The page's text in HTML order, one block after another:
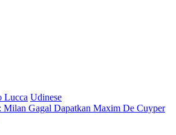
Lucca Udinese
Milan Gagal Dapatkan Maxim De Cuyper